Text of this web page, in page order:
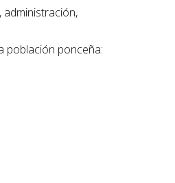
población ponceña: